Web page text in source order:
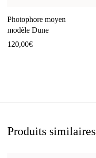
Photophore moyen
modèle Dune
120,00€
Produits similaires